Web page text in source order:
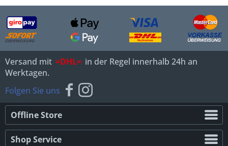
Versand mit =DHL= in der Regel innerhalb 24h an
Werktagen.
Folgen Sie uns
Offline Store
Shop Service